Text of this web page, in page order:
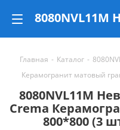
Главная - Каталог -
Керамогранит матовый
8080NVL11M
Crema
800*800 (3